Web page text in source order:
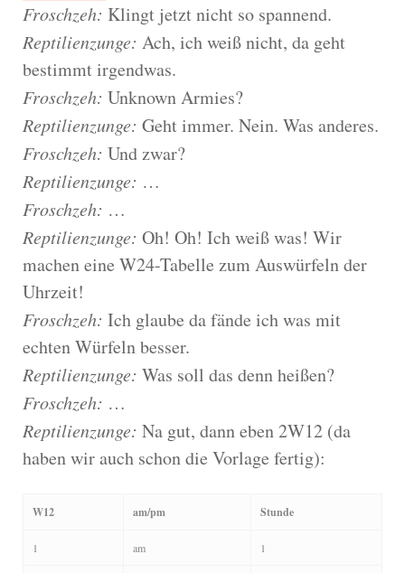
Froschzeh: Klingt jetzt nicht so spannend.
Reptilienzunge: Ach, ich weiß nicht, da geht
bestimmt irgendwas.
Froschzeh: Unknown Armies?
Reptilienzunge: Geht immer. Nein. Was anderes.
Froschzeh: Und zwar?
Reptilienzunge: …
Froschzeh: …
Reptilienzunge: Oh! Oh! Ich weiß was! Wir
machen eine W24-Tabelle zum Auswürfeln der
Uhrzeit!
Froschzeh: Ich glaube da fände ich was mit
echten Würfeln besser.
Reptilienzunge: Was soll das denn heißen?
Froschzeh: …
Reptilienzunge: Na gut, dann eben 2W12 (da
haben wir auch schon die Vorlage fertig):
W12 am/pm Stunde
1 am 1